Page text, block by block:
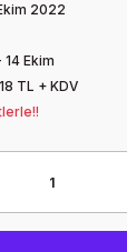
2022
14 Ekim
TL + KDV